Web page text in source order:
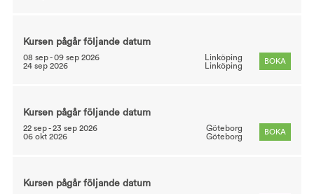
BOKA
Kursen pågår följande datum
08 sep - 09 sep 2026
Linköping
24 sep 2026
Linköping
BOKA
Kursen pågår följande datum
22 sep - 23 sep 2026
Göteborg
06 okt 2026
Göteborg
Kursen pågår följande datum